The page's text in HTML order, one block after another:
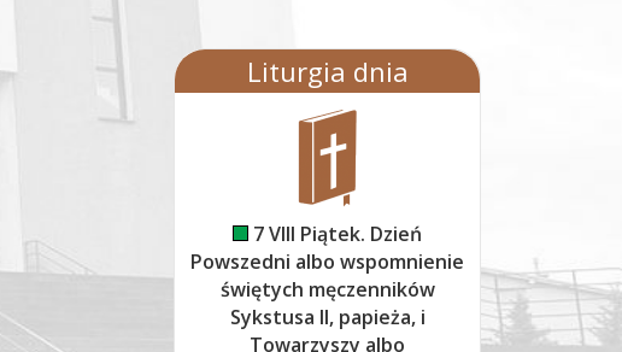
Liturgia dnia
7 VIII Piątek. Dzień
Powszedni albo wspomnienie
świętych męczenników
Sykstusa II, papieża, i
Towarzyszy albo